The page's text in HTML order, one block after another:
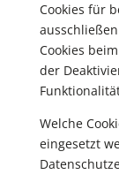
Cookies für
Cookies
der
Welche
eingesetzt